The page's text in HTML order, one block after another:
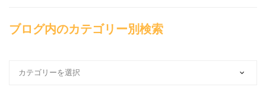
ブログ内のカテゴリー別検索